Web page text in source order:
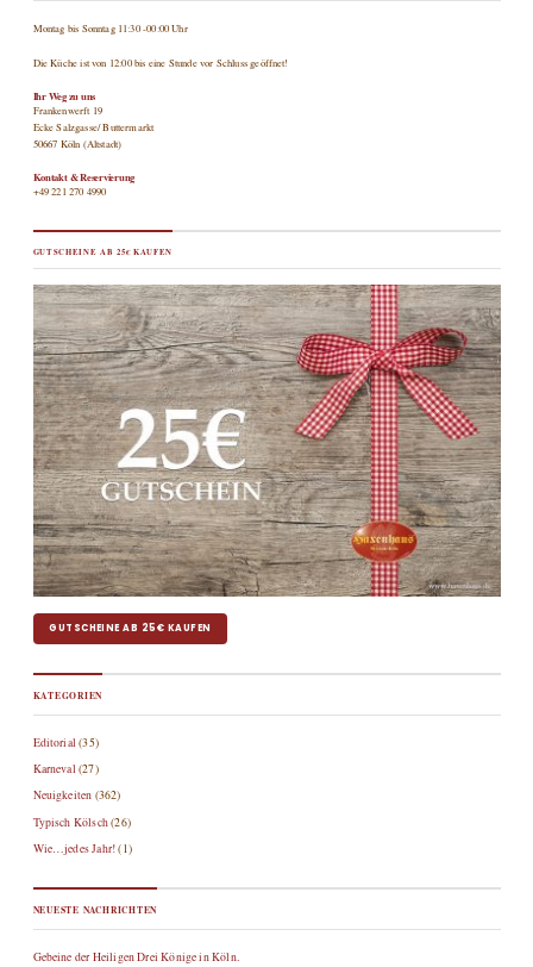
Montag bis Sonntag 11:30 -00:00 Uhr
Die Küche ist von 12:00 bis eine Stunde vor Schluss geöffnet!
Ihr Weg zu uns
Frankenwerft 19
Ecke Salzgasse/ Buttermarkt
50667 Köln (Altstadt)
Kontakt & Reservierung
+49 221 270 4990
GUTSCHEINE AB 25€ KAUFEN
GUTSCHEINE AB 25€ KAUFEN
KATEGORIEN
Editorial (35)
Karneval (27)
Neuigkeiten (362)
Typisch Kölsch(26)
Wie…jedes Jahr!(1)
NEUESTE NACHRICHTEN
Gebeine der Heiligen Drei Könige in Köln.